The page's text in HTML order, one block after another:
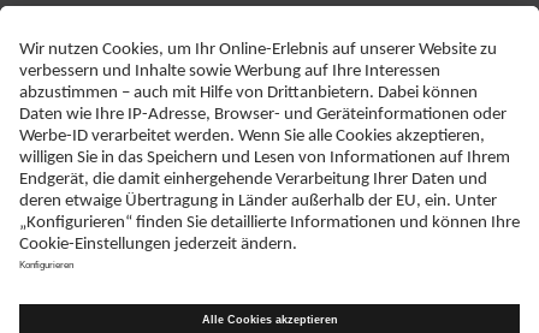
ERKLÄRUNG ZUR BARRIEREFREIHEIT
IMPRESSUM
KONTAKT
NEBENWIRKUNGSANZEIGEN